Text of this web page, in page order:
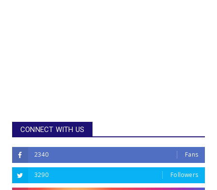
CONNECT WITH US
2340 Fans
3290 Followers